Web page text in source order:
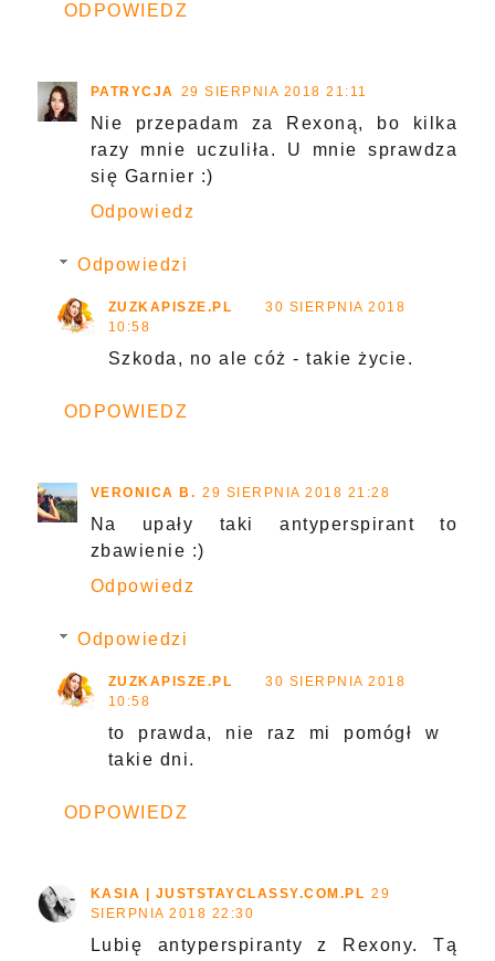
ODPOWIEDZ
PATRYCJA 29 SIERPNIA 2018 21:11
Nie przepadam za Rexoną, bo kilka
razy mnie uczuliła. U mnie sprawdza
się Garnier :)
Odpowiedz
Odpowiedzi
ZUZKAPISZE.PL
30 SIERPNIA 2018
10:58
Szkoda, no ale cóż - takie życie.
ODPOWIEDZ
VERONICA B. 29 SIERPNIA 2018 21:28
Na upały taki antyperspirant to
zbawienie :)
Odpowiedz
Odpowiedzi
ZUZKAPISZE.PL
30 SIERPNIA 2018
10:58
to prawda, nie raz mi pomógł w
takie dni.
ODPOWIEDZ
KASIA | JUSTSTAYCLASSY.COM.PL 29
SIERPNIA 2018 22:30
Lubię antyperspiranty z Rexony. Tą